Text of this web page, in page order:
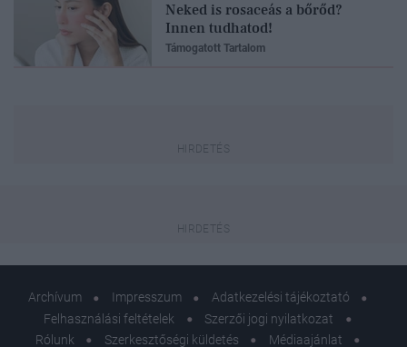
Neked is rosaceás a bőrőd?
Innen tudhatod!
Támogatott Tartalom
Archívum Impresszum
Adatkezelési tájékoztató
Felhasználási feltételek
Szerzői jogi nyilatkozat
Rólunk
Szerkesztőségi küldetés
Médiaajánlat